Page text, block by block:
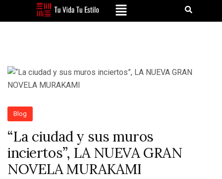
Blog
“La ciudad y sus muros
inciertos”, LA NUEVA GRAN
NOVELA MURAKAMI